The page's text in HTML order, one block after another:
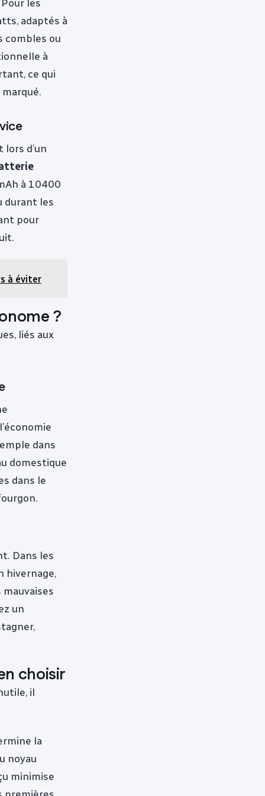
adaptés à
combles ou
à
ce qui
d’un
à 10400
durant les
pour
à éviter
?
liés aux
dans
domestique
dans le
Dans les
hivernage,
mauvaises
un
choisir
il
la
noyau
minimise